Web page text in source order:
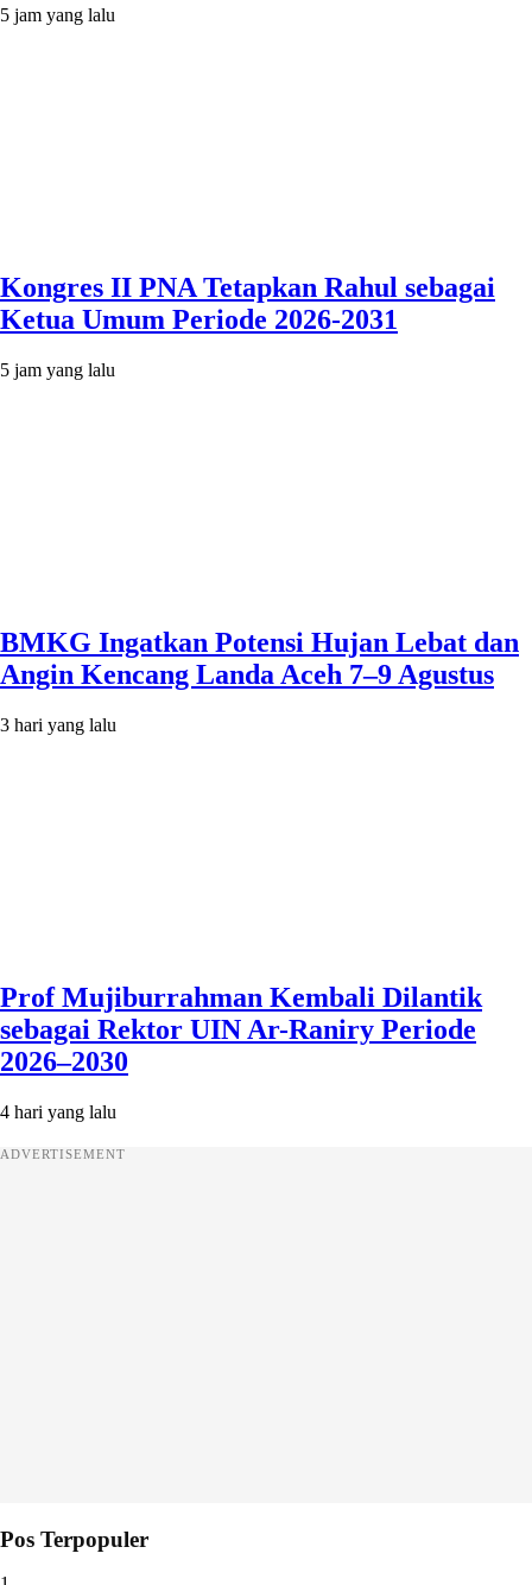
5 jam yang lalu
Kongres II PNA Tetapkan Rahul sebagai
Ketua Umum Periode 2026-2031
5 jam yang lalu
BMKG Ingatkan Potensi Hujan Lebat dan
Angin Kencang Landa Aceh 7–9 Agustus
3 hari yang lalu
Prof Mujiburrahman Kembali Dilantik
sebagai Rektor UIN Ar-Raniry Periode
2026–2030
4 hari yang lalu
ADVERTISEMENT
Pos Terpopuler